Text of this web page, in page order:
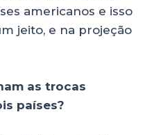
americanos e isso
jeito, e na projeção
as trocas
países?